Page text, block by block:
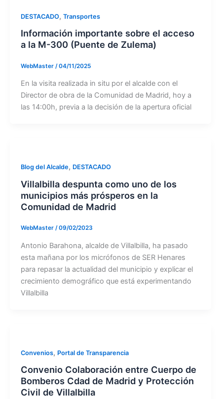
DESTACADO, Transportes
Información importante sobre el acceso
a la M-300 (Puente de Zulema)
WebMaster /04/11/2025
En la visita realizada in situ por el alcalde con el
Director de obra de la Comunidad de Madrid, hoy a
las 14:00h, previa a la decisión de la apertura oficial
Blog del Alcalde, DESTACADO
Villalbilla despunta como uno de los
municipios más prósperos en la
Comunidad de Madrid
WebMaster /09/02/2023
Antonio Barahona, alcalde de Villalbilla, ha pasado
esta mañana por los micrófonos de SER Henares
para repasar la actualidad del municipio y explicar el
crecimiento demográfico que está experimentando
Villalbilla
Convenios, Portal de Transparencia
Convenio Colaboración entre Cuerpo de
Bomberos Cdad de Madrid y Protección
Civil de Villalbilla